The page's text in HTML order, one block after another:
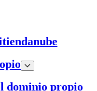
dominio propio